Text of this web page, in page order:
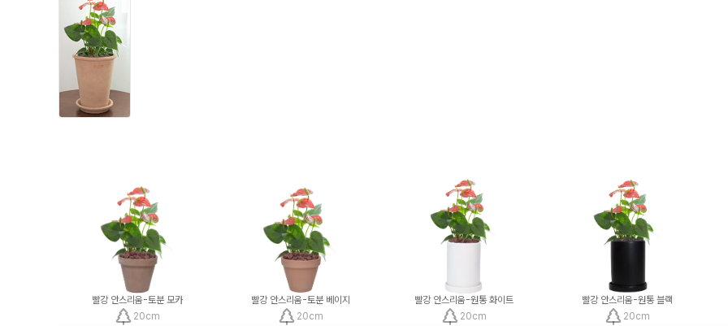
빨강 안스리움-토분 모카
20cm
빨강 안스리움-토분 베이지
20cm
빨강 안스리움-원통 화이트
20cm
빨강 안스리움-원통 블랙
20cm